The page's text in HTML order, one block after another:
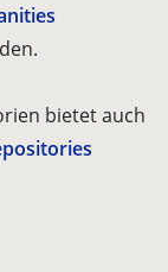
bietet auch